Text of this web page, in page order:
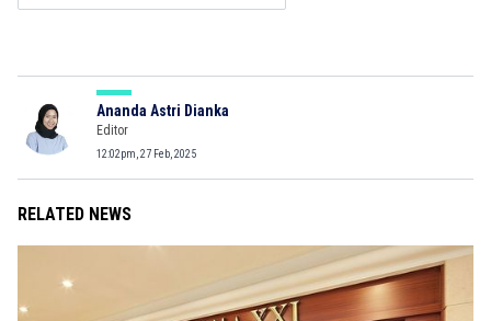
Ananda Astri Dianka
Editor
12:02pm, 27 Feb, 2025
RELATED NEWS